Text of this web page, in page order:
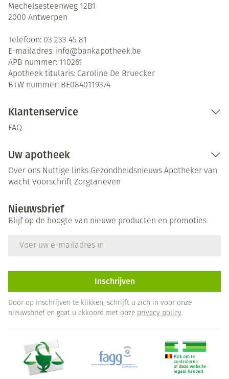
Mechelsesteenweg 12B1
2000 Antwerpen
Telefoon: 03 233 45 81
E-mailadres: info@bankapotheek.be
APB nummer: 110261
Apotheek titularis: Caroline De Bruecker
BTW nummer: BE0840119374
Klantenservice
FAQ
Uw apotheek
Over ons Nuttige links Gezondheidsnieuws Apotheker van
wacht Voorschrift Zorgtarieven
Nieuwsbrief
Blijf op de hoogte van nieuwe producten en promoties
Inschrijven
Door op inschrijven te klikken, schrijft u zich in voor onze
nieuwsbrief en gaat u akkoord met onze privacy policy.